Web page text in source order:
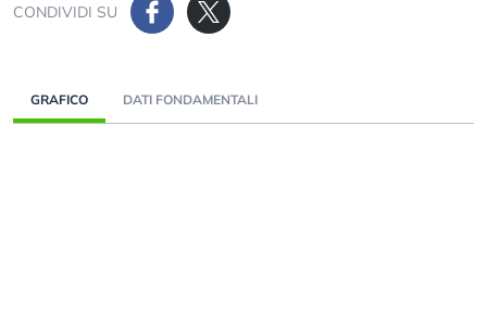
CONDIVIDI SU
GRAFICO DATI FONDAMENTALI